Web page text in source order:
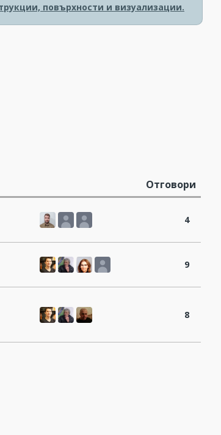
повърхности и визуализации.
Отговори
4
9
8